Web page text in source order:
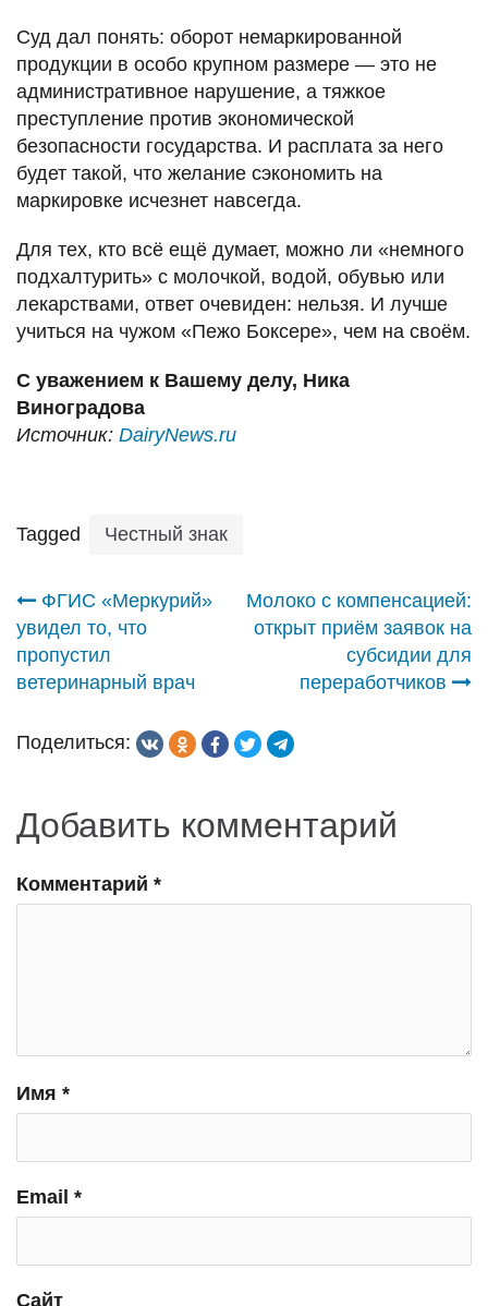
Суд дал понять: оборот немаркированной
продукции в особо крупном размере — это не
административное нарушение, а тяжкое
преступление против экономической
безопасности государства. И расплата за него
будет такой, что желание сэкономить на
маркировке исчезнет навсегда.
Для тех, кто всё ещё думает, можно ли «немного
подхалтурить» с молочкой, водой, обувью или
лекарствами, ответ очевиден: нельзя. И лучше
учиться на чужом «Пежо Боксере», чем на своём.
С уважением к Вашему делу, Ника
Виноградова
Источник: DairyNews.ru
Tagged Честный знак
Навигация
по
ФГИС «Меркурий»
увидел то, что
пропустил
ветеринарный врач
Молоко с компенсацией:
открыт приём заявок на
субсидии для
переработчиков
Поделиться:
Добавить комментарий
Комментарий *
Имя *
Email *
Сайт